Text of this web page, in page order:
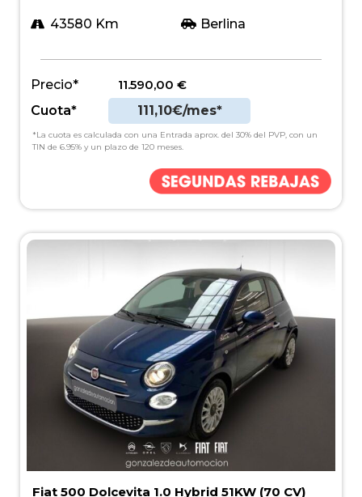
43580 Km Berlina
Precio* 11.590,00 €
Cuota*
111,10€/mes*
*La cuota es calculada con una Entrada aprox. del 30% del PVP, con un
TIN de 6.95% y un plazo de 120 meses.
Fiat 500 Dolcevita 1.0 Hybrid 51KW (70 CV)